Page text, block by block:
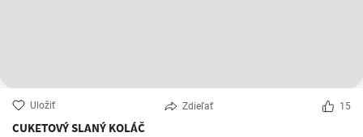
Uložiť Zdieľať 15
CUKETOVÝ SLANÝ KOLÁČ